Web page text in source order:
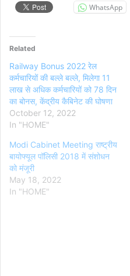
WhatsApp
Related
Railway Bonus 2022 रेल
कर्मचारियों की बल्ले बल्ले, मिलेगा 11
लाख से अधिक कर्मचारियों को 78 दिन
का बोनस, केंद्रीय कैबिनेट की घोषणा
October 12, 2022
In "HOME"
Modi Cabinet Meeting राष्ट्रीय
बायोफ्यूल पॉलिसी 2018 में संशोधन
को मंजूरी
May 18, 2022
In "HOME"